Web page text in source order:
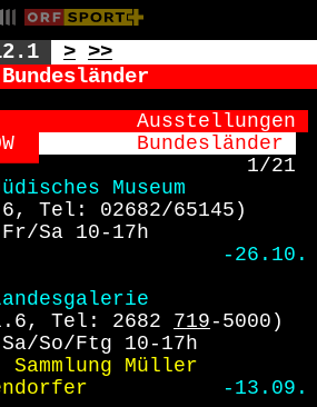
> >>
Ausstellungen
      Bundesländer
1/21
Museum
Tel: 02682/65145)
Sa 10-17h
-26.10.
Tel: 2682 719 -5000)
So/Ftg
10-17h
Müller
-13.09.